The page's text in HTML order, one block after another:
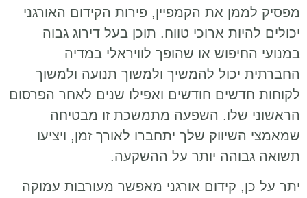
מפסיק לממן את הקמפיין, פירות הקידום האורגני
יכולים להיות ארוכי טווח. תוכן בעל דירוג גבוה
במנועי החיפוש או שהופך לוויראלי במדיה
החברתית יכול להמשיך ולמשוך תנועה ולמשוך
לקוחות חדשים חודשים ואפילו שנים לאחר הפרסום
הראשוני שלו. השפעה מתמשכת זו מבטיחה
שמאמצי השיווק שלך יתחברו לאורך זמן, ויציעו
תשואה גבוהה יותר על ההשקעה.
יתר על כן, קידום אורגני מאפשר מעורבות עמוקה